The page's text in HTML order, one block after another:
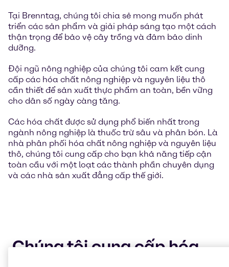
Tại Brenntag, chúng tôi chia sẻ mong muốn phát
triển các sản phẩm và giải pháp sáng tạo một cách
thận trọng để bảo vệ cây trồng và đảm bảo dinh
dưỡng.
Đội ngũ nông nghiệp của chúng tôi cam kết cung
cấp các hóa chất nông nghiệp và nguyên liệu thô
cần thiết để sản xuất thực phẩm an toàn, bền vững
cho dân số ngày càng tăng.
Các hóa chất được sử dụng phổ biến nhất trong
ngành nông nghiệp là thuốc trừ sâu và phân bón. Là
nhà phân phối hóa chất nông nghiệp và nguyên liệu
thô, chúng tôi cung cấp cho bạn khả năng tiếp cận
toàn cầu với một loạt các thành phần chuyên dụng
và các nhà sản xuất đẳng cấp thế giới.
Chúng tôi cung cấp hóa